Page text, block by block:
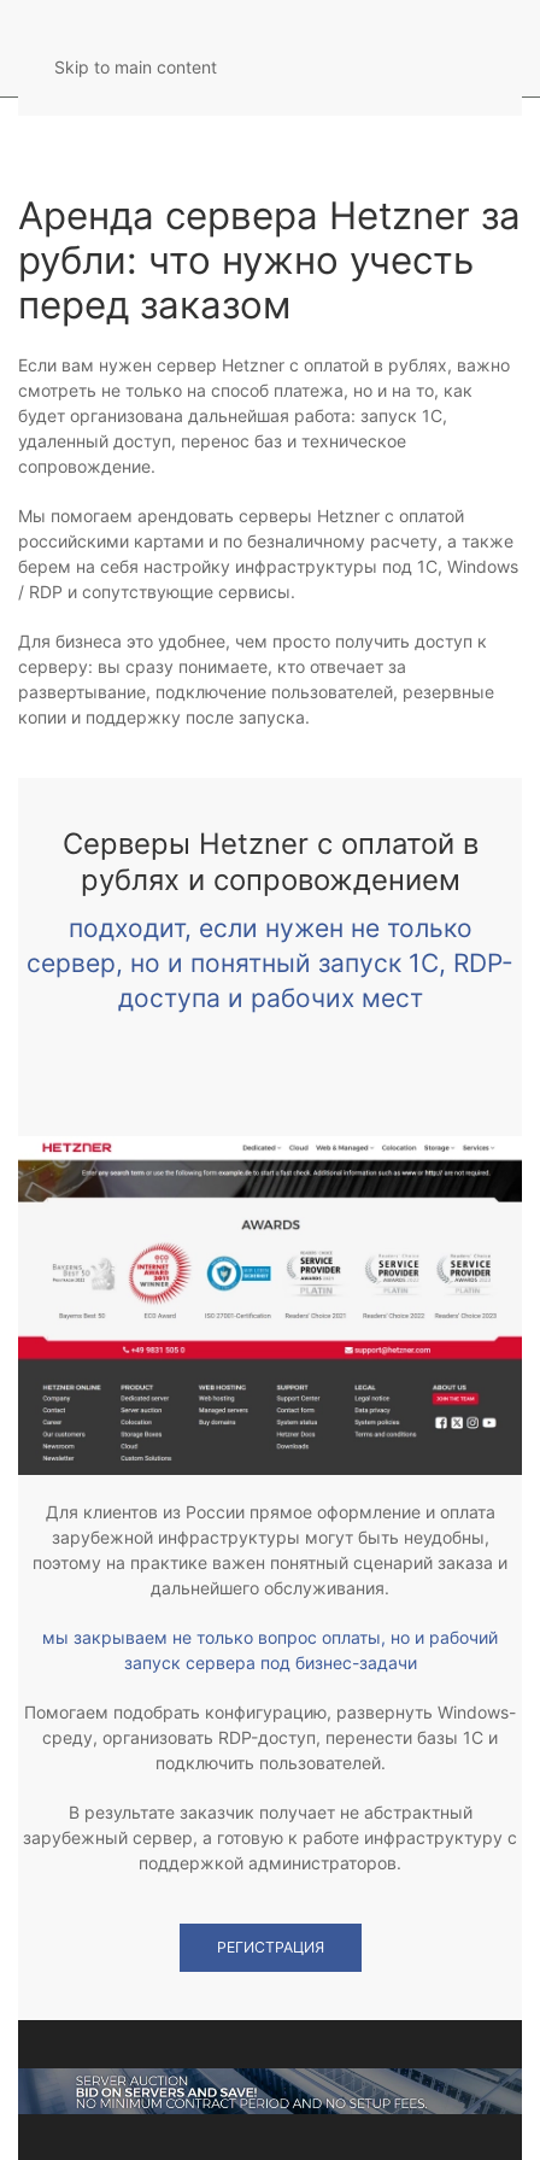
Skip to main content
Аренда сервера Hetzner за
рубли: что нужно учесть
перед заказом
Если вам нужен сервер Hetzner с оплатой в рублях, важно
смотреть не только на способ платежа, но и на то, как
будет организована дальнейшая работа: запуск 1С,
удаленный доступ, перенос баз и техническое
сопровождение.
Мы помогаем арендовать серверы Hetzner с оплатой
российскими картами и по безналичному расчету, а также
берем на себя настройку инфраструктуры под 1С, Windows
/ RDP и сопутствующие сервисы.
Для бизнеса это удобнее, чем просто получить доступ к
серверу: вы сразу понимаете, кто отвечает за
развертывание, подключение пользователей, резервные
копии и поддержку после запуска.
Серверы Hetzner с оплатой в
рублях и сопровождением
подходит, если нужен не только
сервер, но и понятный запуск 1С, RDP-
доступа и рабочих мест
Для клиентов из России прямое оформление и оплата
зарубежной инфраструктуры могут быть неудобны,
поэтому на практике важен понятный сценарий заказа и
дальнейшего обслуживания.
мы закрываем не только вопрос оплаты, но и рабочий
запуск сервера под бизнес-задачи
Помогаем подобрать конфигурацию, развернуть Windows-
среду, организовать RDP-доступ, перенести базы 1С и
подключить пользователей.
В результате заказчик получает не абстрактный
зарубежный сервер, а готовую к работе инфраструктуру с
поддержкой администраторов.
РЕГИСТРАЦИЯ